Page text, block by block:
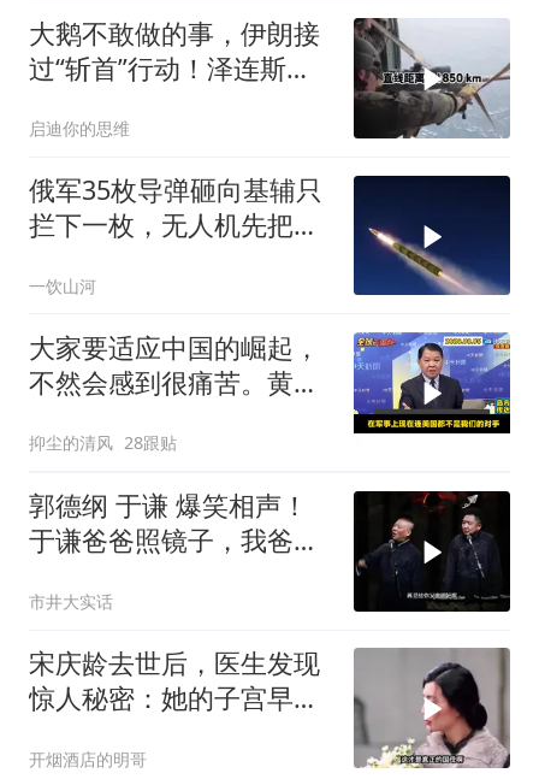
大鹅不敢做的事，伊朗接
过“斩首”行动！泽连斯基
启迪你的思维
俄军35枚导弹砸向基辅只
拦下一枚，无人机先把爱
秋天反攻成了笑话
一饮山河
大家要适应中国的崛起，
不然会感到很痛苦。黄征
抑尘的清风 28跟贴
郭德纲 于谦 爆笑相声！
于谦爸爸照镜子，我爸爸
了
市井大实话
宋庆龄去世后，医生发现
惊人秘密：她的子宫早就
开烟酒店的明哥